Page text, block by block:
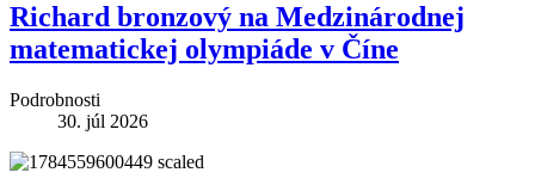
Richard bronzový na Medzinárodnej
matematickej olympiáde v Číne
Podrobnosti
30. júl 2026